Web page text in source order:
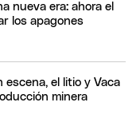
nueva era: ahora el
los apagones
escena, el litio y Vaca
minera